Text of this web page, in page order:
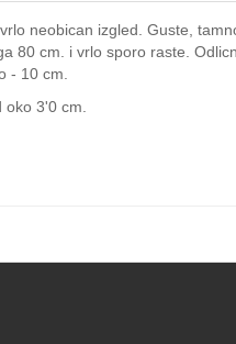
neobican izgled. Guste,
80 cm. i vrlo sporo raste.
- 10 cm.
3'0 cm.